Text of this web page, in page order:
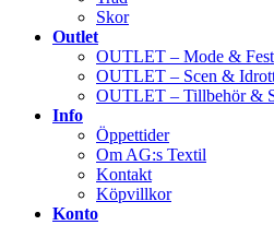
Skor
Outlet
OUTLET – Mode & Fest
OUTLET – Scen &
OUTLET – Tillbehör &
Info
Öppettider
Om AG:s Textil
Kontakt
Köpvillkor
Konto